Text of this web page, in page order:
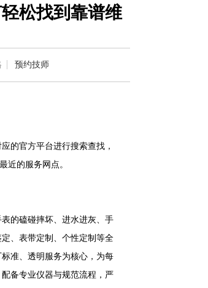
松找到靠谱维
预约技师
的官方平台进行搜索查找，
近的服务网点。
的磕碰摔坏、进水进灰、手
、表带定制、个性定制等全
准、透明服务为核心，为每
备专业仪器与规范流程，严